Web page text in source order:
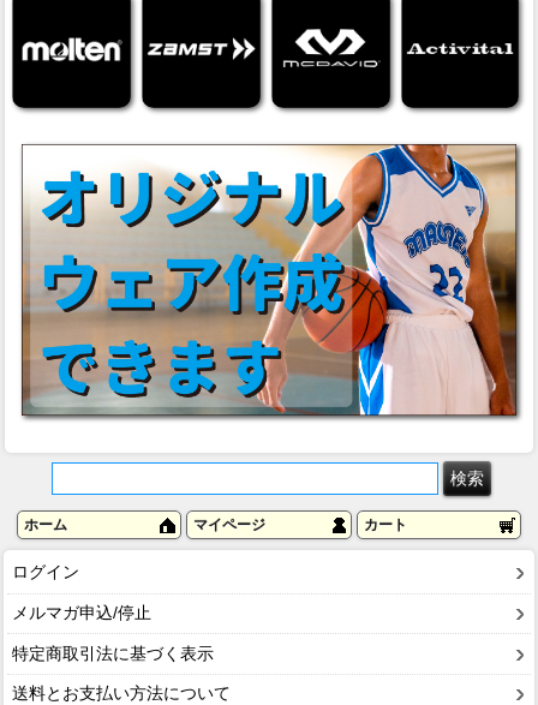
ホーム マイページ カート
ログイン
メルマガ申込/停止
特定商取引法に基づく表示
送料とお支払い方法について